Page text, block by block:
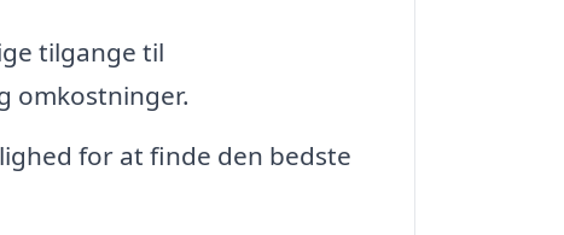
tilgange til
omkostninger.
for at finde den bedste